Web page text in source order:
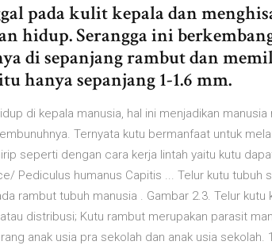
pada kulit kepala dan
hidup. Serangga ini
di sepanjang rambut dan
hanya sepanjang 1-1.6 mm.
di kepala manusia, hal ini menjadikan
Ternyata kutu bermanfaat untuk
seperti dengan cara kerja lintah yaitu kutu
Pediculus humanus Capitis ... Telur kutu tubuh
rambut tubuh manusia . Gambar 2.3. Telur
distribusi; Kutu rambut merupakan parasit
anak usia pra sekolah dan anak usia sekolah.